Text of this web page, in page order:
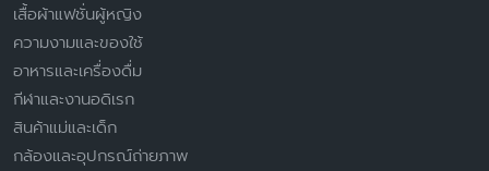
เสื้อผ้าแฟชั่นผู้หญิง
ความงามและของใช้
อาหารและเครื่องดื่ม
กีฬาและงานอดิเรก
สินค้าแม่และเด็ก
กล้องและอุปกรณ์ถ่ายภาพ